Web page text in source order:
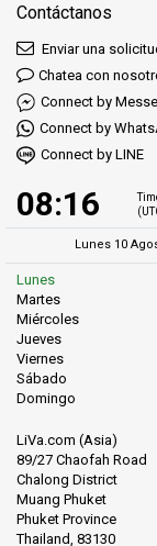
Contáctanos
Enviar una
Chatea con
Connect by
Connect by
Connect by LINE
08:16
Lunes 10
Lunes
Martes
Miércoles
Jueves
Viernes
Sábado
Domingo
LiVa.com (Asia)
89/27 Chaofah Road
Chalong District
Muang Phuket
Phuket Province
Thailand, 83130